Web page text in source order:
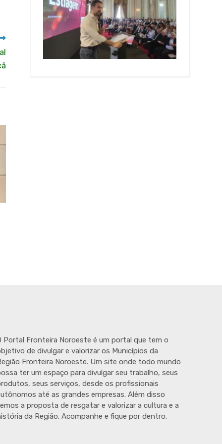
Portal Fronteira Noroeste é um portal que tem o
de divulgar e valorizar os Municípios da
Fronteira Noroeste. Um site onde todo mundo
ter um espaço para divulgar seu trabalho, seus
seus serviços, desde os profissionais
até as grandes empresas. Além disso
a proposta de resgatar e valorizar a cultura e a
da Região. Acompanhe e fique por dentro.